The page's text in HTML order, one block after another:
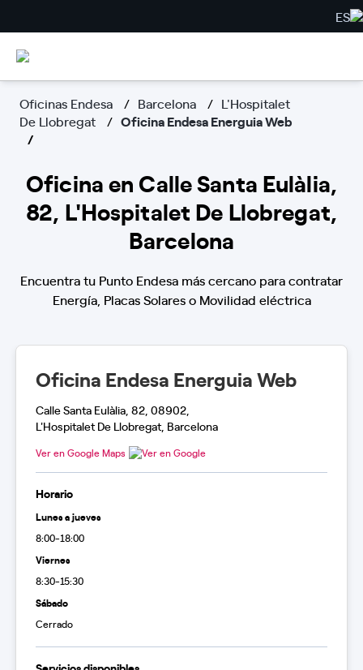
ES
Oficinas Endesa Barcelona
L'Hospitalet
De Llobregat
Oficina Endesa Energuia Web
Oficina en Calle Santa Eulàlia,
82, L'Hospitalet De Llobregat,
Barcelona
Encuentra tu Punto Endesa más cercano para contratar
Energía, Placas Solares o Movilidad eléctrica
Oficina Endesa Energuia Web
Calle Santa Eulàlia, 82, 08902,
L'Hospitalet De Llobregat, Barcelona
Ver en Google Maps
Horario
Lunes a jueves
8:00-18:00
Viernes
8:30-15:30
Sábado
Cerrado